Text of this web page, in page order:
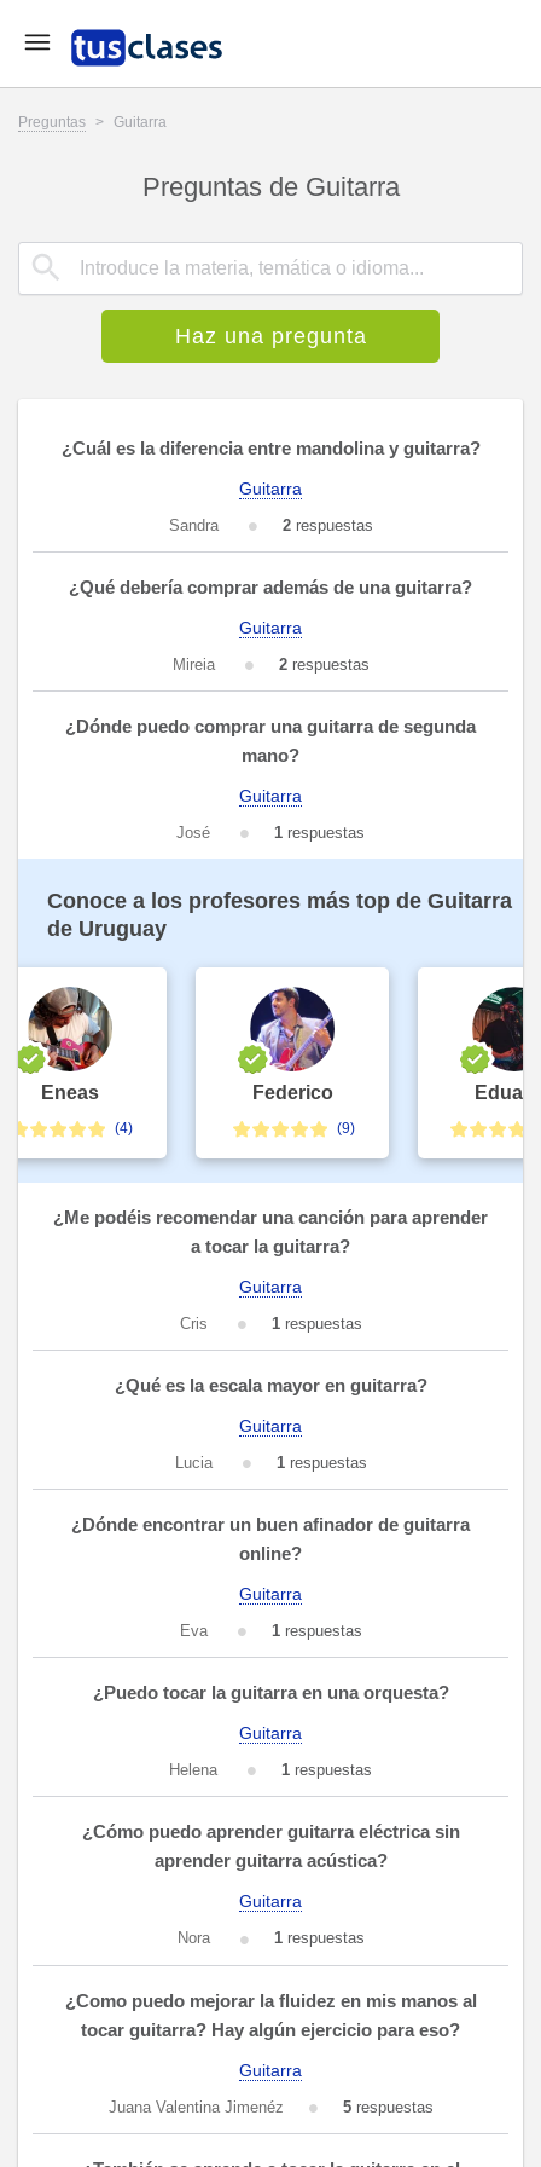
Preguntas > Guitarra
Preguntas de Guitarra
Haz una pregunta
¿Cuál es la diferencia entre mandolina y guitarra?
Guitarra
Sandra 2respuestas
¿Qué debería comprar además de una guitarra?
Guitarra
Mireia 2respuestas
¿Dónde puedo comprar una guitarra de segunda
mano?
Guitarra
José 1 respuestas
Conoce a los profesores más top de Guitarra
de Uruguay
Eneas
(4)
Federico
(9)
Eduardo
¿Me podéis recomendar una canción para aprender
a tocar la guitarra?
Guitarra
Cris 1respuestas
¿Qué es la escala mayor en guitarra?
Guitarra
Lucia 1respuestas
¿Dónde encontrar un buen afinador de guitarra
online?
Guitarra
Eva 1respuestas
¿Puedo tocar la guitarra en una orquesta?
Guitarra
Helena 1 respuestas
¿Cómo puedo aprender guitarra eléctrica sin
aprender guitarra acústica?
Guitarra
Nora 1respuestas
¿Como puedo mejorar la fluidez en mis manos al
tocar guitarra? Hay algún ejercicio para eso?
Guitarra
Juana Valentina Jimenéz 5respuestas